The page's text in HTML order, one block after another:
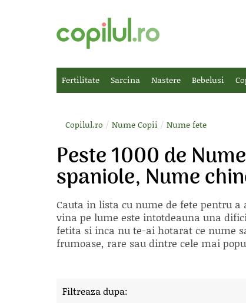
Fertilitate Sarcina Nastere Bebelusi
Copilul.ro / Nume Copii / Nume fete
Peste 1000 de
spaniole, Nume
Cauta in lista cu nume de fete pentru a
vina pe lume este intotdeauna una
fetita si inca nu te-ai hotarat ce nume
frumoase, rare sau dintre cele mai
Filtreaza dupa: